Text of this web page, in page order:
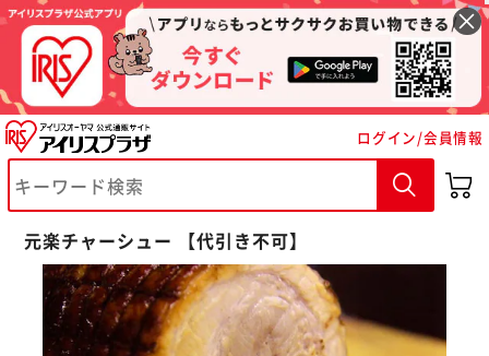
ログイン/会員情報
元楽チャーシュー 【代引き不可】
※ご確認ください
カートに入れる 購入手続きへ